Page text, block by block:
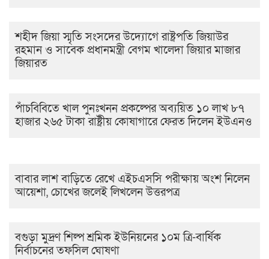
শহীদ জিয়া স্মৃতি সংসদের উদ্যোগে রাষ্ট্রপতি জিয়াউর
রহমান ও সাবেক প্রধানমন্ত্রী বেগম খালেদা জিয়ার মাজার
জিয়ারত
পাঁচবিবিতে খাল পুনঃখনন প্রকল্পের অব্যয়িত ১০ লাখ ৮৭
হাজার ২৬৫ টাকা রাষ্ট্রীয় কোষাগারে ফেরত দিলেন ইউএনও
বাবার লাশ বাড়িতে রেখে এইচএসসি পরীক্ষায় অংশ নিলেন
আয়েশা, চোখের জলেই লিখলেন উত্তরপত্র
বগুড়া মুদ্রণ শিল্প শ্রমিক ইউনিয়নের ১০ম ত্রি-বার্ষিক
নির্বাচনের তফসিল ঘোষণা